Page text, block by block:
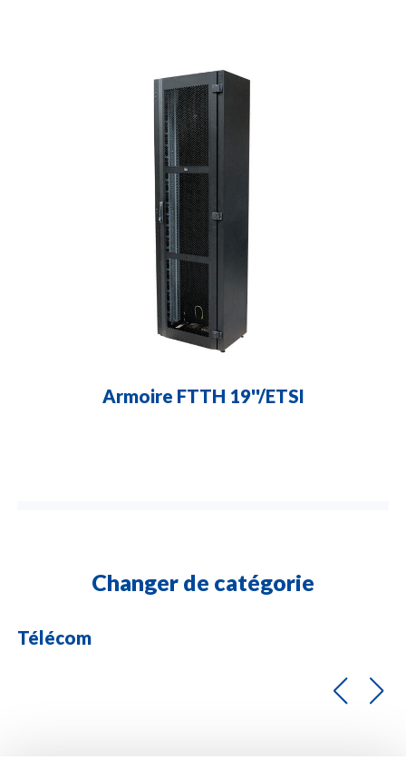
Armoire FTTH 19''/ETSI
Changer de catégorie
Télécom